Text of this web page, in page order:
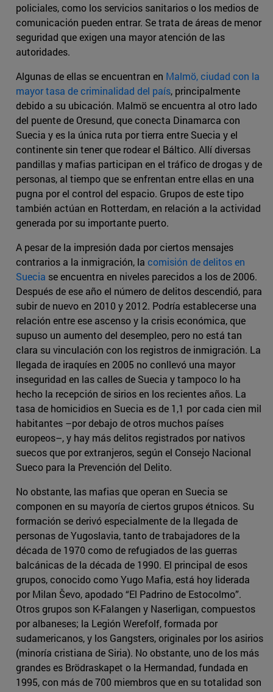
policiales, como los servicios sanitarios o los medios de
comunicación pueden entrar. Se trata de áreas de menor
seguridad que exigen una mayor atención de las
autoridades.
Algunas de ellas se encuentran en Malmö, ciudad con la
mayor tasa de criminalidad del país, principalmente
debido a su ubicación. Malmö se encuentra al otro lado
del puente de Oresund, que conecta Dinamarca con
Suecia y es la única ruta por tierra entre Suecia y el
continente sin tener que rodear el Báltico. Allí diversas
pandillas y mafias participan en el tráfico de drogas y de
personas, al tiempo que se enfrentan entre ellas en una
pugna por el control del espacio. Grupos de este tipo
también actúan en Rotterdam, en relación a la actividad
generada por su importante puerto.
A pesar de la impresión dada por ciertos mensajes
contrarios a la inmigración, la comisión de delitos en
Suecia se encuentra en niveles parecidos a los de 2006.
Después de ese año el número de delitos descendió, para
subir de nuevo en 2010 y 2012. Podría establecerse una
relación entre ese ascenso y la crisis económica, que
supuso un aumento del desempleo, pero no está tan
clara su vinculación con los registros de inmigración. La
llegada de iraquíes en 2005 no conllevó una mayor
inseguridad en las calles de Suecia y tampoco lo ha
hecho la recepción de sirios en los recientes años. La
tasa de homicidios en Suecia es de 1,1 por cada cien mil
habitantes –por debajo de otros muchos países
europeos–, y hay más delitos registrados por nativos
suecos que por extranjeros, según el Consejo Nacional
Sueco para la Prevención del Delito.
No obstante, las mafias que operan en Suecia se
componen en su mayoría de ciertos grupos étnicos. Su
formación se derivó especialmente de la llegada de
personas de Yugoslavia, tanto de trabajadores de la
década de 1970 como de refugiados de las guerras
balcánicas de la década de 1990. El principal de esos
grupos, conocido como Yugo Mafia, está hoy liderada
por Milan Ševo, apodado “El Padrino de Estocolmo”.
Otros grupos son K-Falangen y Naserligan, compuestos
por albaneses; la Legión Werefolf, formada por
sudamericanos, y los Gangsters, originales por los asirios
(minoría cristiana de Siria). No obstante, uno de los más
grandes es Brödraskapet o la Hermandad, fundada en
1995, con más de 700 miembros que en su totalidad son